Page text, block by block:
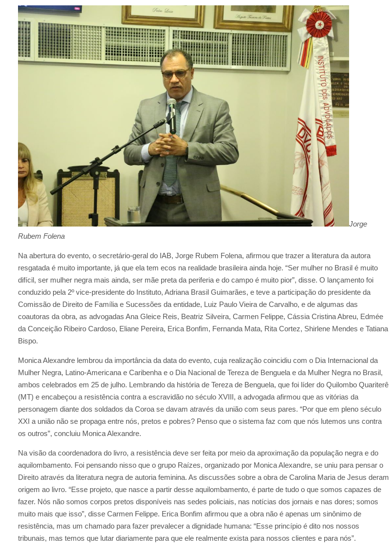
Jorge
Rubem Folena
Na abertura do evento, o secretário-geral do IAB, Jorge Rubem Folena, afirmou que trazer a literatura da autora
resgatada é muito importante, já que ela tem ecos na realidade brasileira ainda hoje. “Ser mulher no Brasil é muito
difícil, ser mulher negra mais ainda, ser mãe preta da periferia e do campo é muito pior”, disse. O lançamento foi
conduzido pela 2º vice-presidente do Instituto, Adriana Brasil Guimarães, e teve a participação do presidente da
Comissão de Direito de Família e Sucessões da entidade, Luiz Paulo Vieira de Carvalho, e de algumas das
coautoras da obra, as advogadas Ana Gleice Reis, Beatriz Silveira, Carmen Felippe, Cássia Cristina Abreu, Edmée
da Conceição Ribeiro Cardoso, Eliane Pereira, Erica Bonfim, Fernanda Mata, Rita Cortez, Shirlene Mendes e Tatiana
Bispo.
Monica Alexandre lembrou da importância da data do evento, cuja realização coincidiu com o Dia Internacional da
Mulher Negra, Latino-Americana e Caribenha e o Dia Nacional de Tereza de Benguela e da Mulher Negra no Brasil,
ambos celebrados em 25 de julho. Lembrando da história de Tereza de Benguela, que foi líder do Quilombo Quariterê
(MT) e encabeçou a resistência contra a escravidão no século XVIII, a advogada afirmou que as vitórias da
personagem diante dos soldados da Coroa se davam através da união com seus pares. “Por que em pleno século
XXI a união não se propaga entre nós, pretos e pobres? Penso que o sistema faz com que nós lutemos uns contra
os outros”, concluiu Monica Alexandre.
Na visão da coordenadora do livro, a resistência deve ser feita por meio da aproximação da população negra e do
aquilombamento. Foi pensando nisso que o grupo Raízes, organizado por Monica Alexandre, se uniu para pensar o
Direito através da literatura negra de autoria feminina. As discussões sobre a obra de Carolina Maria de Jesus deram
origem ao livro. “Esse projeto, que nasce a partir desse aquilombamento, é parte de tudo o que somos capazes de
fazer. Nós não somos corpos pretos disponíveis nas sedes policiais, nas notícias dos jornais e nas dores; somos
muito mais que isso”, disse Carmen Felippe. Erica Bonfim afirmou que a obra não é apenas um sinônimo de
resistência, mas um chamado para fazer prevalecer a dignidade humana: “Esse princípio é dito nos nossos
tribunais, mas temos que lutar diariamente para que ele realmente exista para nossos clientes e para nós”.